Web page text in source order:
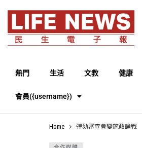
熱門 生活 文教 健康
會員({username})
Home 彈劾審查會變施政論戰